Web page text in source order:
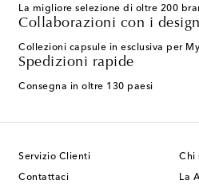
La migliore selezione di oltre 200
Collaborazioni con i
Collezioni capsule in esclusiva per
Spedizioni rapide
Consegna in oltre 130 paesi
Servizio Clienti
Contattaci
Chi
La